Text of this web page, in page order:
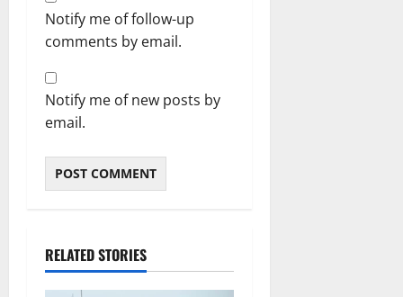
Notify me of follow-up
comments by email.
Notify me of new posts by
email.
RELATED STORIES